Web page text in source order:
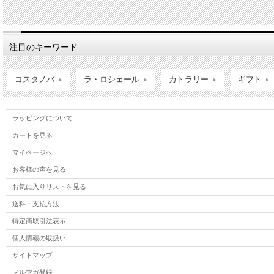
注目のキーワード
コスタノバ ラ・ロシェール カトラリー ギフト
ラッピングについて
カートを見る
マイページへ
お客様の声を見る
お気に入りリストを見る
送料・支払方法
特定商取引法表示
個人情報の取扱い
サイトマップ
メルマガ登録